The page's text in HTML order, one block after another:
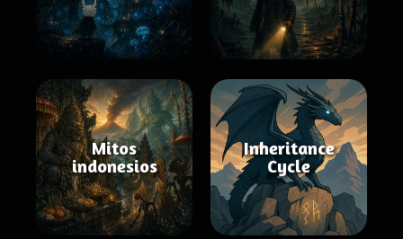
Mitos
indonesios
Inheritance
Cycle